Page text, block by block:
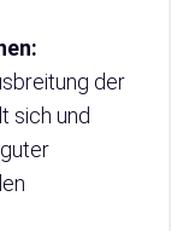
der
sich und